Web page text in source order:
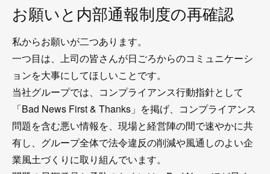
お願いと内部通報制度の再確認
私からお願いが二つあります。
一つ目は、上司の皆さんが日ごろからのコミュニケーシ
ョンを大事にしてほしいことです。
当社グループでは、コンプライアンス行動指針として
「Bad News First & Thanks」を掲げ、コンプライアンス
問題を含む悪い情報を、現場と経営陣の間で速やかに共
有し、グループ全体で法令違反の削減や風通しのよい企
業風土づくりに取り組んでいます。